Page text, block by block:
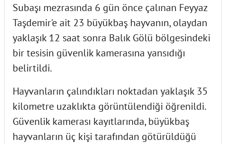
Subaşı mezrasında 6 gün önce çalınan Feyyaz
Taşdemir'e ait 23 büyükbaş hayvanın, olaydan
yaklaşık 12 saat sonra Balık Gölü bölgesindeki
bir tesisin güvenlik kamerasına yansıdığı
belirtildi.
Hayvanların çalındıkları noktadan yaklaşık 35
kilometre uzaklıkta görüntülendiği öğrenildi.
Güvenlik kamerası kayıtlarında, büyükbaş
hayvanların üç kişi tarafından götürüldüğü